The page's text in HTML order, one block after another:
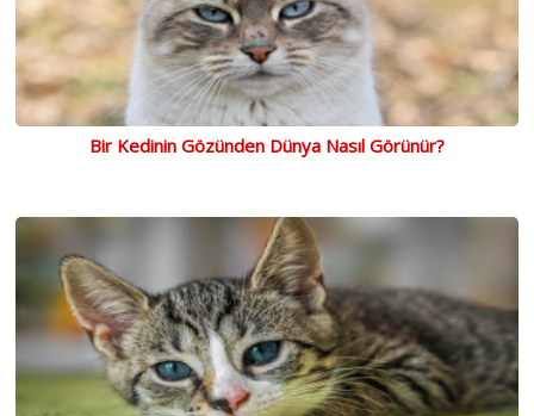
Bir Kedinin Gözünden Dünya Nasıl Görünür?